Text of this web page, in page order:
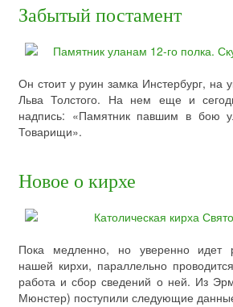
Забытый постамент
Он стоит у руин замка Инстербург, на
Льва Толстого. На нем еще и
надпись: «Памятник павшим в бою
Товарищи».
Новое о кирхе
Пока медленно, но уверенно идет
нашей кирхи, параллельно
работа и сбор сведений о ней. Из
Мюнстер) поступили следующие